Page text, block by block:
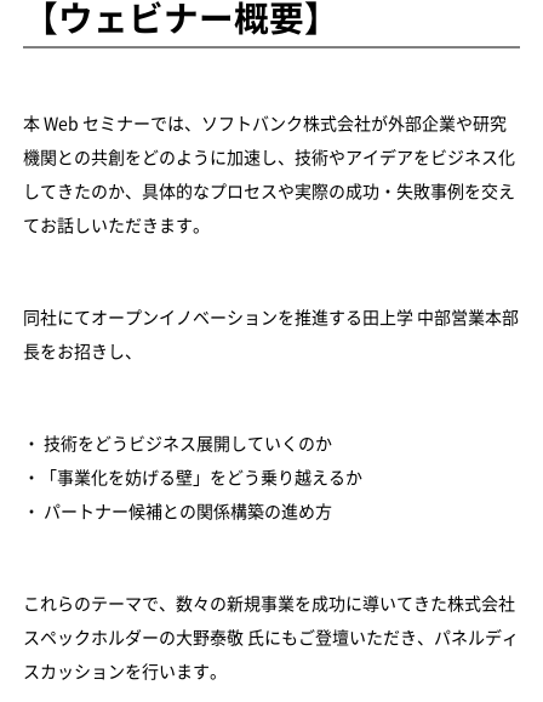
【ウェビナー概要】
本 Web セミナーでは、ソフトバンク株式会社が外部企業や研究
機関との共創をどのように加速し、技術やアイデアをビジネス化
してきたのか、具体的なプロセスや実際の成功・失敗事例を交え
てお話しいただきます。
同社にてオープンイノベーションを推進する田上学 中部営業本部
長をお招きし、
・ 技術をどうビジネス展開していくのか
・「事業化を妨げる壁」をどう乗り越えるか
・ パートナー候補との関係構築の進め方
これらのテーマで、数々の新規事業を成功に導いてきた株式会社
スペックホルダーの大野泰敬 氏にもご登壇いただき、パネルディ
スカッションを行います。